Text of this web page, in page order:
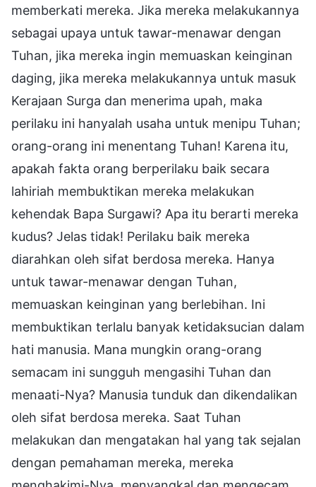
memberkati mereka. Jika mereka melakukannya
sebagai upaya untuk tawar-menawar dengan
Tuhan, jika mereka ingin memuaskan keinginan
daging, jika mereka melakukannya untuk masuk
Kerajaan Surga dan menerima upah, maka
perilaku ini hanyalah usaha untuk menipu Tuhan;
orang-orang ini menentang Tuhan! Karena itu,
apakah fakta orang berperilaku baik secara
lahiriah membuktikan mereka melakukan
kehendak Bapa Surgawi? Apa itu berarti mereka
kudus? Jelas tidak! Perilaku baik mereka
diarahkan oleh sifat berdosa mereka. Hanya
untuk tawar-menawar dengan Tuhan,
memuaskan keinginan yang berlebihan. Ini
membuktikan terlalu banyak ketidaksucian dalam
hati manusia. Mana mungkin orang-orang
semacam ini sungguh mengasihi Tuhan dan
menaati-Nya? Manusia tunduk dan dikendalikan
oleh sifat berdosa mereka. Saat Tuhan
melakukan dan mengatakan hal yang tak sejalan
dengan pemahaman mereka, mereka